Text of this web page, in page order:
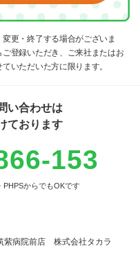
更・終了する場合がございま
登録いただき、ご来社またはお
いただいた方に限ります。
い合わせは
ております
153
PHPSからでもOKです
病院前店 株式会社タカラ